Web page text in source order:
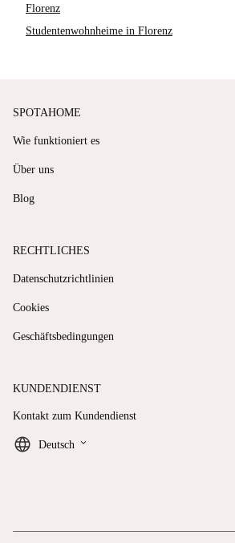
Florenz
Studentenwohnheime in Florenz
SPOTAHOME
Wie funktioniert es
Über uns
Blog
RECHTLICHES
Datenschutzrichtlinien
Cookies
Geschäftsbedingungen
KUNDENDIENST
Kontakt zum Kundendienst
Deutsch keyboard_arrow_down